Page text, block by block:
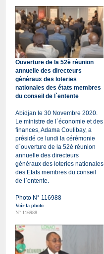
Ouverture de la 52è réunion
annuelle des directeurs
généraux des loteries
nationales des états membres
du conseil de l`entente
Abidjan le 30 Novembre 2020.
Le ministre de l`économie et des
finances, Adama Coulibay, a
présidé ce lundi la cérémonie
d`ouverture de la 52è réunion
annuelle des directeurs
généraux des loteries nationales
des Etats membres du conseil
de l`entente.
Photo N° 116988
Voir la photo
N° 116988